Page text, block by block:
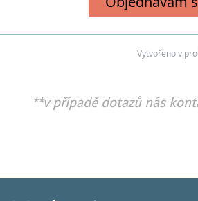
Vytvořeno v
**v případě dotazů nás